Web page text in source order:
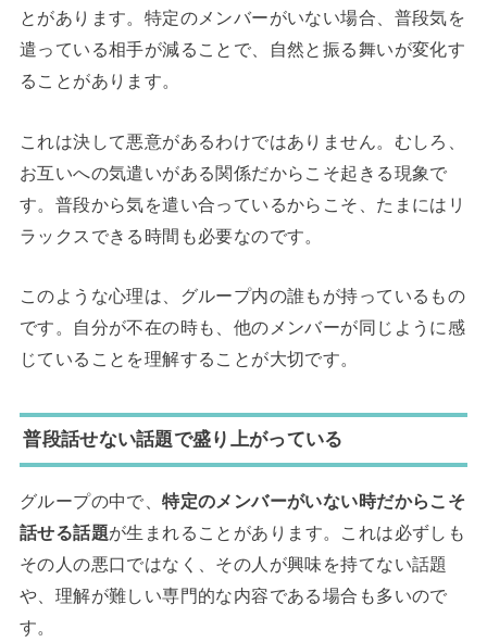
とがあります。特定のメンバーがいない場合、普段気を
遣っている相手が減ることで、自然と振る舞いが変化す
ることがあります。
これは決して悪意があるわけではありません。むしろ、
お互いへの気遣いがある関係だからこそ起きる現象で
す。普段から気を遣い合っているからこそ、たまにはリ
ラックスできる時間も必要なのです。
このような心理は、グループ内の誰もが持っているもの
です。自分が不在の時も、他のメンバーが同じように感
じていることを理解することが大切です。
普段話せない話題で盛り上がっている
グループの中で、特定のメンバーがいない時だからこそ
話せる話題が生まれることがあります。これは必ずしも
その人の悪口ではなく、その人が興味を持てない話題
や、理解が難しい専門的な内容である場合も多いので
す。